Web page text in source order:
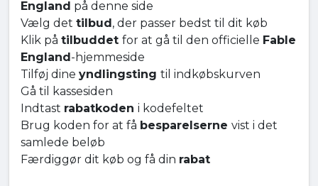
England på denne side
Vælg det tilbud , der passer bedst til dit køb
Klik på tilbuddet for at gå til den officielle Fable
England -hjemmeside
Tilføj dine yndlingsting til indkøbskurven
Gå til kassesiden
Indtast rabatkoden i kodefeltet
Brug koden for at få besparelserne vist i det
samlede beløb
Færdiggør dit køb og få din rabat